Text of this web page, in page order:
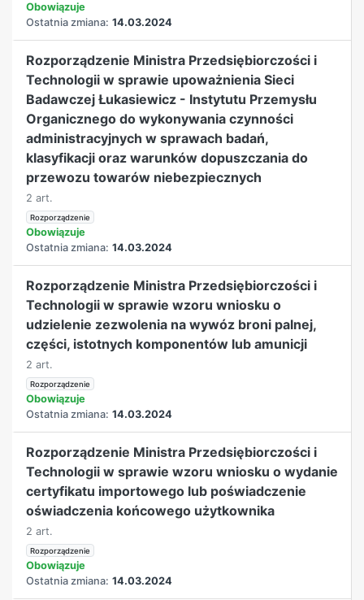
Obowiązuje
Ostatnia zmiana: 14.03.2024
Rozporządzenie Ministra Przedsiębiorczości i
Technologii w sprawie upoważnienia Sieci
Badawczej Łukasiewicz - Instytutu Przemysłu
Organicznego do wykonywania czynności
administracyjnych w sprawach badań,
klasyfikacji oraz warunków dopuszczania do
przewozu towarów niebezpiecznych
2 art.
Rozporządzenie
Obowiązuje
Ostatnia zmiana: 14.03.2024
Rozporządzenie Ministra Przedsiębiorczości i
Technologii w sprawie wzoru wniosku o
udzielenie zezwolenia na wywóz broni palnej,
części, istotnych komponentów lub amunicji
2 art.
Rozporządzenie
Obowiązuje
Ostatnia zmiana: 14.03.2024
Rozporządzenie Ministra Przedsiębiorczości i
Technologii w sprawie wzoru wniosku o wydanie
certyfikatu importowego lub poświadczenie
oświadczenia końcowego użytkownika
2 art.
Rozporządzenie
Obowiązuje
Ostatnia zmiana: 14.03.2024